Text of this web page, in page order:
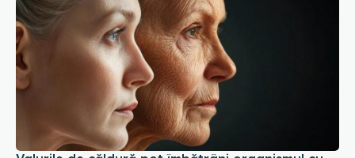
Valurile de căldură pot îmbătrâni organismul cu
până la 6 luni. Efectul ascuns al caniculei asupra
corpului